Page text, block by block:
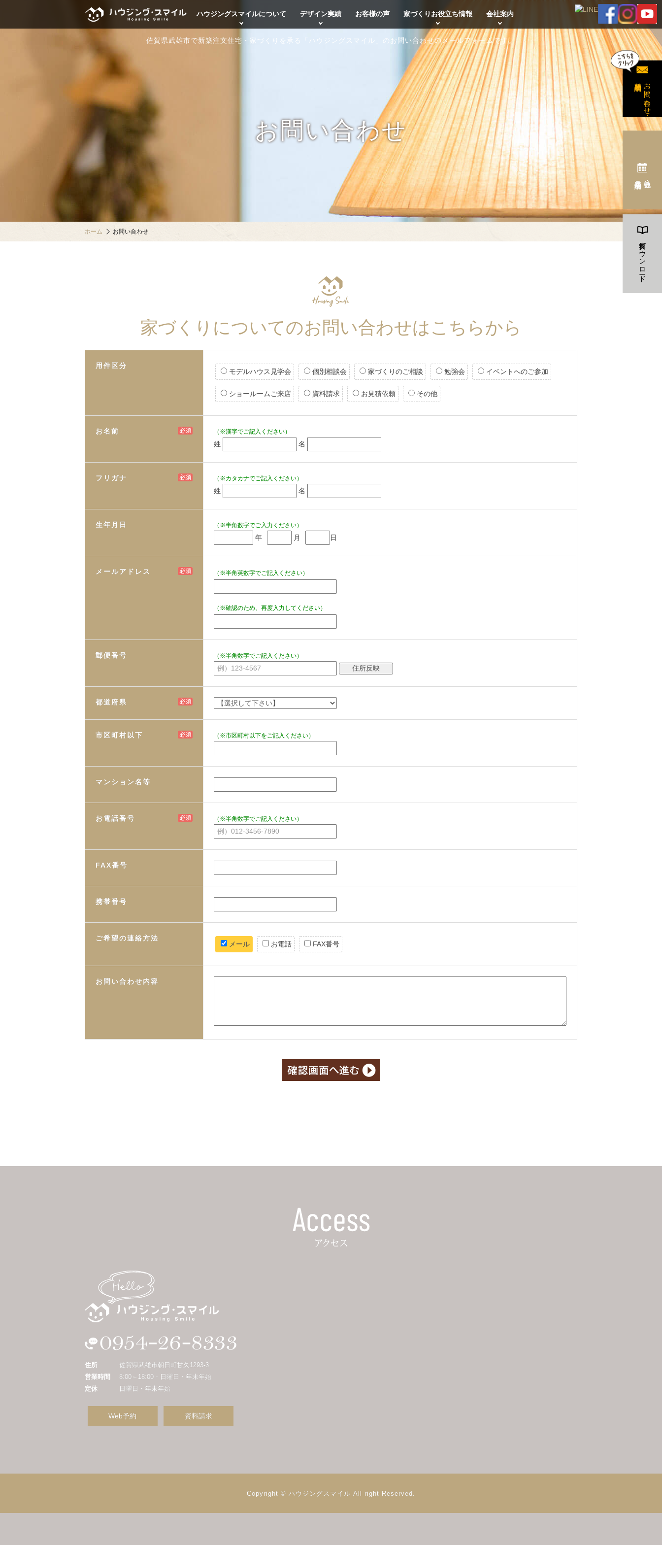
佐賀県武雄市で新築注文住宅・家づくりを承る「ハウジングスマイル」のお問い合わせのメールフォームです。
お問い合わせ
ハウジングスマイルについて デザイン実績 お客様の声 家づくりお役立ち情報 会社案内
ホーム お問い合わせ
家づくりについてのお問い合わせはこちらから
用件区分
モデルハウス見学会 個別相談会 家づくりのご相談 勉強会 イベントへのご参加
ショールームご来店 資料請求 お見積依頼 その他
お名前 （※漢字でご記入ください）
姓 名
フリガナ （※カタカナでご記入ください）
姓 名
生年月日 （※半角数字でご入力ください）
年 月 日
メールアドレス （※半角英数字でご記入ください）
（※確認のため、再度入力してください）
郵便番号 （※半角数字でご記入ください）
都道府県
市区町村以下 （※市区町村以下をご記入ください）
マンション名等
お電話番号 （※半角数字でご記入ください）
FAX番号
携帯番号
ご希望の連絡方法
メール お電話 FAX番号
お問い合わせ内容
住所
佐賀県武雄市朝日町甘久1293-3
営業時間
8:00～18:00・日曜日・年末年始
定休
日曜日・年末年始
Web予約 資料請求
Copyright © ハウジングスマイル All right Reserved.
お問い合わせ・
資料ダウンロード